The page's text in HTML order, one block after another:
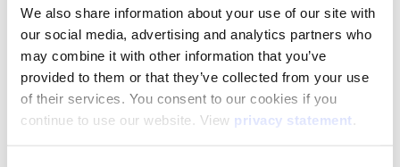
We also share information about your use of our site with
our social media, advertising and analytics partners who
may combine it with other information that you’ve
provided to them or that they’ve collected from your use
of their services. You consent to our cookies if you
continue to use our website. View privacy statement.
¿Qué te espera en BETT 2026?
Ven a nuestro stand y explora todo el ecosistema i3CONNECT para
educación, diseñado para hacer la enseñanza y el aprendizaje más
inteligentes, sencillos e interactivos. Esto es lo que podrás descubrir: